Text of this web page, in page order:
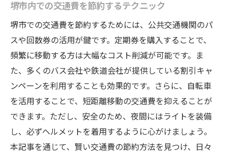
堺市内での交通費を節約するテクニック
堺市での交通費を節約するためには、公共交通機関のパ
スや回数券の活用が鍵です。定期券を購入することで、
頻繁に移動する方は大幅なコスト削減が可能です。ま
た、多くのバス会社や鉄道会社が提供している割引キャ
ンペーンを利用することも効果的です。さらに、自転車
を活用することで、短距離移動の交通費を抑えることが
できます。ただし、安全のため、夜間にはライトを装備
し、必ずヘルメットを着用するように心がけましょう。
本記事を通じて、賢い交通費の節約方法を見つけ、日々